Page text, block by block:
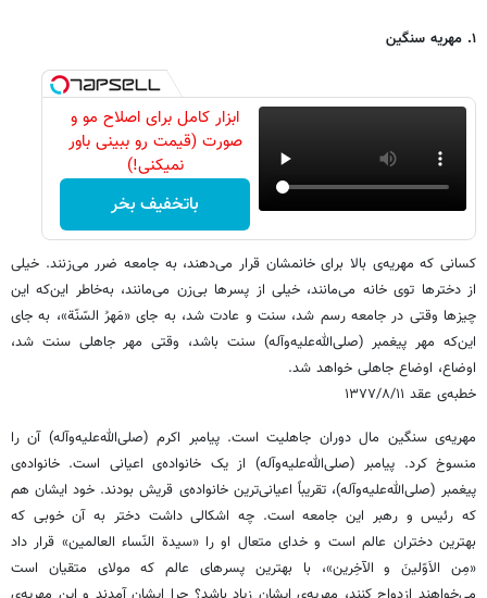
۱. مهریه سنگین
ابزار کامل برای اصلاح مو و
صورت (قیمت رو ببینی باور
نمیکنی!)
باتخفیف بخر
کسانی که مهریه‌ی بالا برای خانمشان قرار می‌دهند، به جامعه ضرر می‌زنند. خیلی
از دخترها توی خانه می‌مانند، خیلی از پسرها بی‌زن می‌مانند، به‌خاطر این‌که این
چیزها وقتی در جامعه رسم شد، سنت و عادت شد، به جای «مَهرُ السّنّة»، به جای
این‌که مهر پیغمبر (صلی‌الله‌علیه‌وآله) سنت باشد، وقتی مهر جاهلی سنت شد،
اوضاع، اوضاع جاهلی خواهد شد.
خطبه‌ی عقد ۱۳۷۷/۸/۱۱
مهریه‌ی سنگین مال دوران جاهلیت است. پیامبر اکرم (صلی‌الله‌علیه‌وآله) آن را
منسوخ کرد. پیامبر (صلی‌الله‌علیه‌وآله) از یک خانواده‌ی اعیانی است. خانواده‌ی
پیغمبر (صلی‌الله‌علیه‌وآله)، تقریباً اعیانی‌ترین خانواده‌ی قریش بودند. خود ایشان هم
که رئیس و رهبر این جامعه است. چه اشکالی داشت دختر به آن خوبی که
بهترین دختران عالم است و خدای متعال او را «سیدة النّساء العالمین» قرار داد
«مِن الاَوّلینَ و الآخِرین»، با بهترین پسرهای عالم که مولای متقیان است